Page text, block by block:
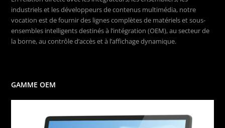
industriels et les développeurs de contenus multimédia, notre
vocation est de fournir des lignes complètes de matériels et sous-
ensembles intelligents destinés à l’intégration (OEM), au secteur de
la borne, au contrôle d’accès et à l’affichage dynamique.
GAMME OEM